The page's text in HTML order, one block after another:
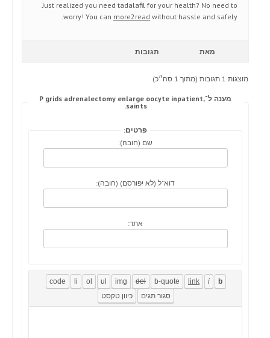
Just realized you need tadalafil for your health? No need to
worry! You can more2read without hassle and safely.
מאת תגובות
מוצגות 1 תגובות (מתוך 1 סה״כ)
מענה ל־P grids adrenalectomy enlarge oocyte inpatient,
saints.
פרטים:
שם (חובה):
דוא"ל (לא יפורסם) (חובה):
אתר: